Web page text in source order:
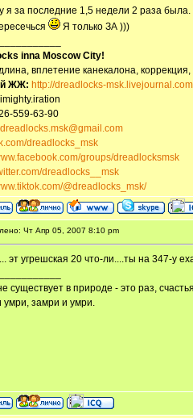
я за последние 1,5 недели 2 раза
Я только ЗА )))
inna Moscow Сity!
вплетение канекалона,
ЖЖ: http://dreadlocks-
imighty.iration
559-63-90
dreadlocks.msk@gmail.com
dreadlocks_msk
groups/dreadlocksmsk
dreadlocks__msk
@dreadlocks_msk/
Чт Апр 05, 2007 8:10 pm
эт угрешская 20 что-ли....ты на 347-у
существует в природе - это раз,
умри, замри и умри.